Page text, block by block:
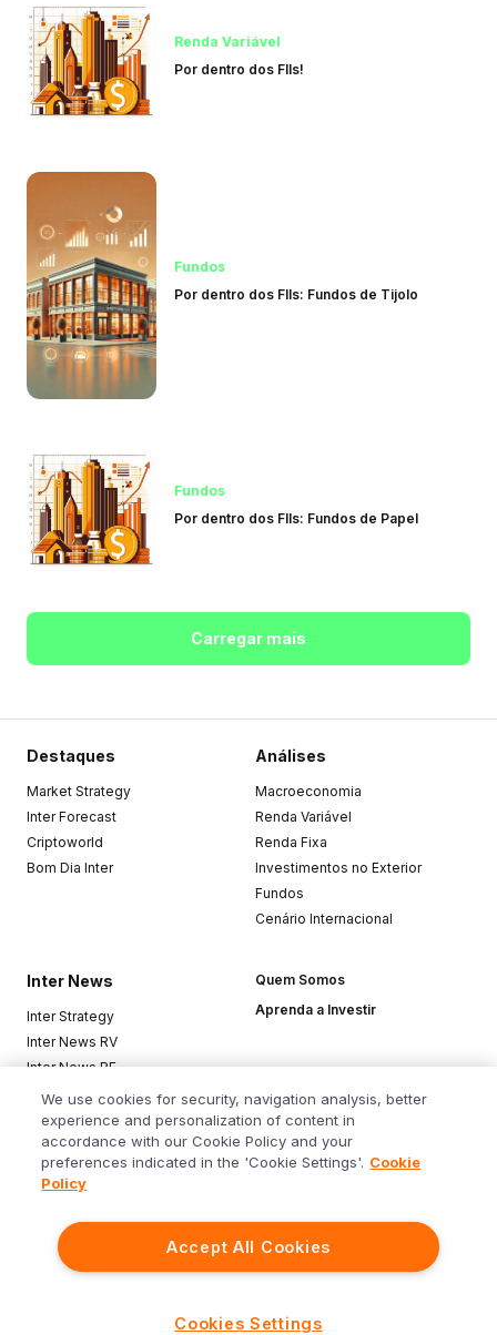
Renda Variável
Por dentro dos FIIs!
Fundos
Por dentro dos FIIs: Fundos de Tijolo
Fundos
Por dentro dos FIIs: Fundos de Papel
Carregar mais
Siga o Inter
Destaques
Market Strategy
Inter Forecast
Criptoworld
Bom Dia Inter
Análises
Macroeconomia
Renda Variável
Renda Fixa
Investimentos no Exterior
Fundos
Cenário Internacional
Inter News
Inter Strategy
Inter News RV
Inter News RF
Top Funds
Quem Somos
Aprenda a Investir
Baixe o app
We use cookies for security, navigation analysis, better
experience and personalization of content in
accordance with our Cookie Policy and your
preferences indicated in the 'Cookie Settings'. Cookie
Policy
Accept All Cookies
Cookies Settings